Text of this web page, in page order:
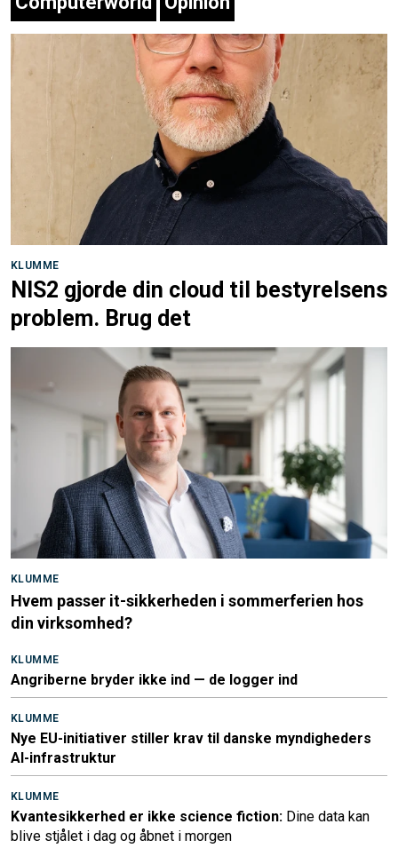
KLUMME
NIS2 gjorde din cloud til bestyrelsens
problem. Brug det
KLUMME
Hvem passer it-sikkerheden i sommerferien hos
din virksomhed?
KLUMME
Angriberne bryder ikke ind — de logger ind
KLUMME
Nye EU-initiativer stiller krav til danske myndigheders
AI-infrastruktur
KLUMME
Kvantesikkerhed er ikke science fiction: Dine data kan
blive stjålet i dag og åbnet i morgen